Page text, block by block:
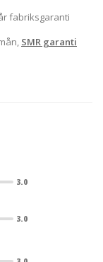
fabriksgaranti
SMR garanti
3.0
3.0